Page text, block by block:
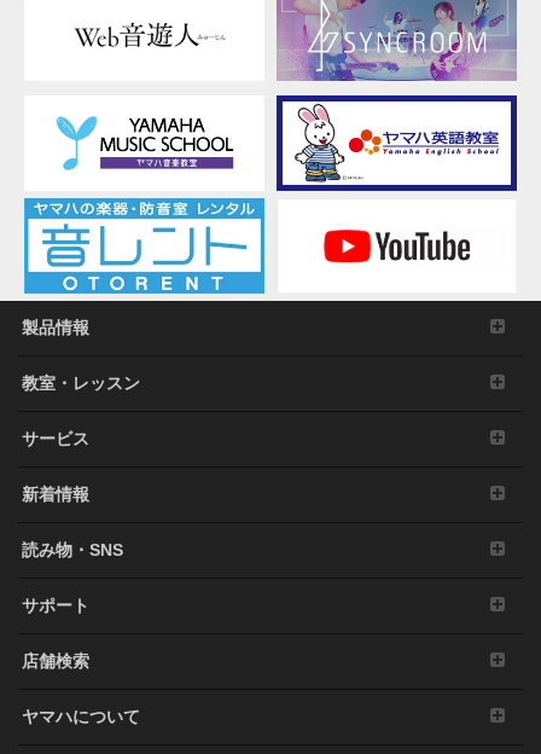
製品情報
教室・レッスン
サービス
新着情報
読み物・SNS
サポート
店舗検索
ヤマハについて